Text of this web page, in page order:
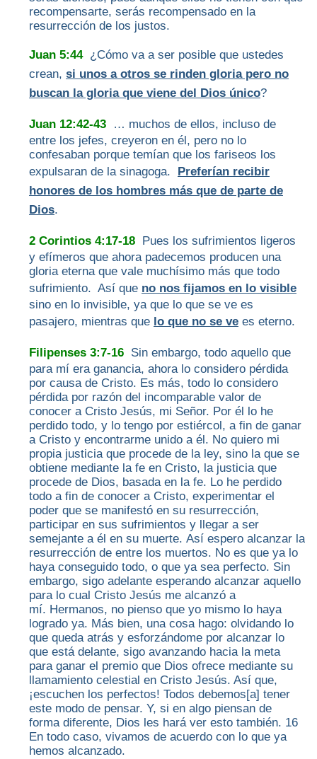
recompensarte, serás recompensado en la
resurrección de los justos.
Juan 5:44 ¿Cómo va a ser posible que ustedes
crean, si unos a otros se rinden gloria pero no
buscan la gloria que viene del Dios único?
Juan 12:42-43
… muchos de ellos, incluso de
entre los jefes, creyeron en él, pero no lo
confesaban porque temían que los fariseos los
expulsaran de la sinagoga.
Preferían recibir
honores de los hombres más que de parte de
Dios.
2 Corintios 4:17-18
Pues los sufrimientos ligeros
y efímeros que ahora padecemos producen una
gloria eterna que vale muchísimo más que todo
sufrimiento. Así que no nos fijamos en lo visible
sino en lo invisible, ya que lo que se ve es
pasajero, mientras que lo que no se ve es eterno.
Filipenses 3:7-16 Sin embargo, todo aquello que
para mí era ganancia, ahora lo considero pérdida
por causa de Cristo. Es más, todo lo considero
pérdida por razón del incomparable valor de
conocer a Cristo Jesús, mi Señor. Por él lo he
perdido todo, y lo tengo por estiércol, a fin de ganar
a Cristo y encontrarme unido a él. No quiero mi
propia justicia que procede de la ley, sino la que se
obtiene mediante la fe en Cristo, la justicia que
procede de Dios, basada en la fe. Lo he perdido
todo a fin de conocer a Cristo, experimentar el
poder que se manifestó en su resurrección,
participar en sus sufrimientos y llegar a ser
semejante a él en su muerte. Así espero alcanzar la
resurrección de entre los muertos. No es que ya lo
haya conseguido todo, o que ya sea perfecto. Sin
embargo, sigo adelante esperando alcanzar aquello
para lo cual Cristo Jesús me alcanzó a
mí. Hermanos, no pienso que yo mismo lo haya
logrado ya. Más bien, una cosa hago: olvidando lo
que queda atrás y esforzándome por alcanzar lo
que está delante, sigo avanzando hacia la meta
para ganar el premio que Dios ofrece mediante su
llamamiento celestial en Cristo Jesús. Así que,
¡escuchen los perfectos! Todos debemos[a] tener
este modo de pensar. Y, si en algo piensan de
forma diferente, Dios les hará ver esto también. 16
En todo caso, vivamos de acuerdo con lo que ya
hemos alcanzado.